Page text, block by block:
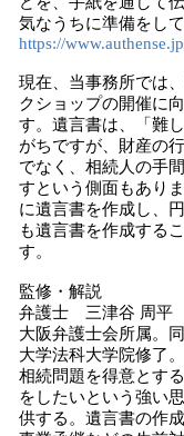
気なうちに準備をし
https://
現在、当事務所では
クショップの開催に
す。遺言書は、「難
がちですが、財産の
でなく、相続人の手
すという側面もあり
に遺言書を作成し、
も遺言書を作成する
す。
監修・解説
弁護士 三津谷 周平
大阪弁護士会所属。
大学法科大学院修了。
相続問題を得意とす
をしたいという強い
供する。遺言書の作